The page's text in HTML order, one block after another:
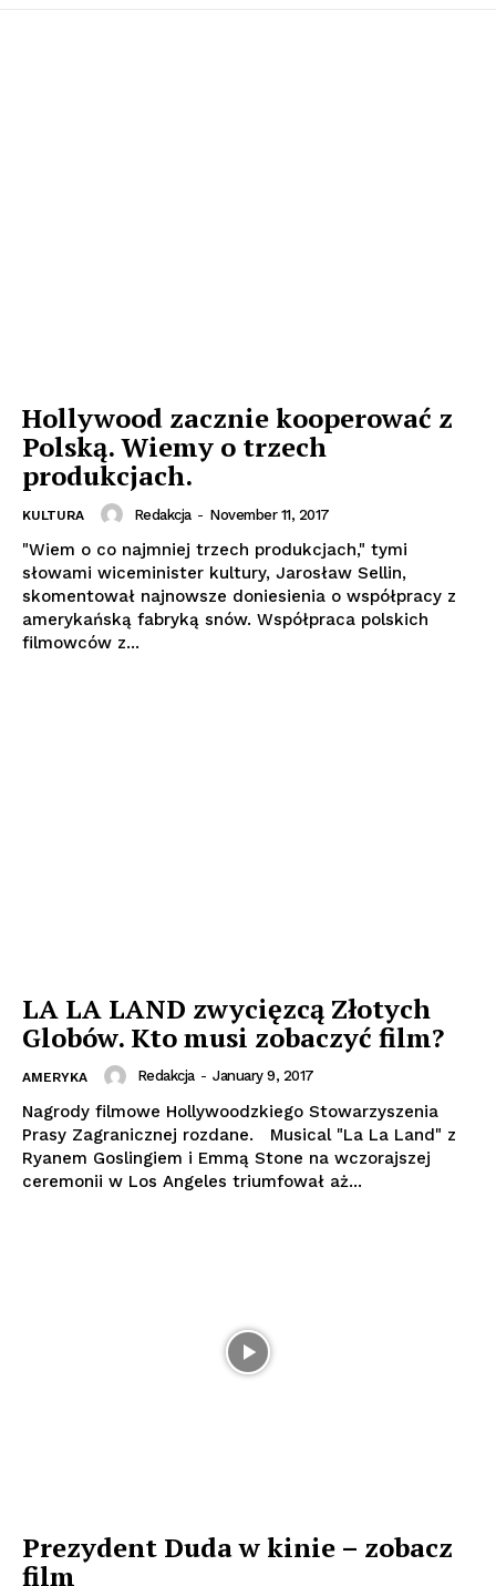
Hollywood zacznie kooperować z
Polską. Wiemy o trzech
produkcjach.
KULTURA Redakcja - November 11, 2017
"Wiem o co najmniej trzech produkcjach," tymi
słowami wiceminister kultury, Jarosław Sellin,
skomentował najnowsze doniesienia o współpracy z
amerykańską fabryką snów. Współpraca polskich
filmowców z...
LA LA LAND zwycięzcą Złotych
Globów. Kto musi zobaczyć film?
AMERYKA Redakcja - January 9, 2017
Nagrody filmowe Hollywoodzkiego Stowarzyszenia
Prasy Zagranicznej rozdane. Musical "La La Land" z
Ryanem Goslingiem i Emmą Stone na wczorajszej
ceremonii w Los Angeles triumfował aż...
Prezydent Duda w kinie – zobacz
film